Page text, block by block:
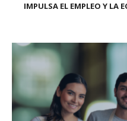
IMPULSA EL EMPLEO Y LA